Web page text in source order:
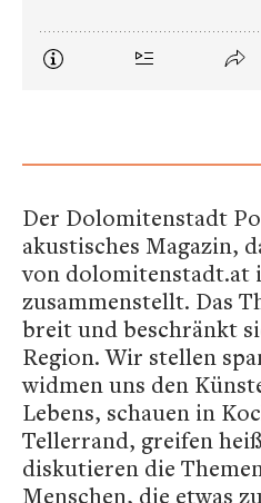
Der Dolomitenstadt
akustisches Magazin,
von dolomitenstadt.at
zusammenstellt. Das
breit und beschränkt
Region. Wir stellen
widmen uns den
Lebens, schauen in
Tellerrand, greifen
diskutieren die
Menschen, die etwas